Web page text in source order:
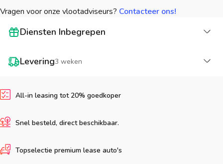
Vragen voor onze vlootadviseurs? Contacteer ons!
Diensten Inbegrepen
Levering3 weken
All-in leasing tot 20% goedkoper
Snel besteld, direct beschikbaar.
Topselectie premium lease auto's